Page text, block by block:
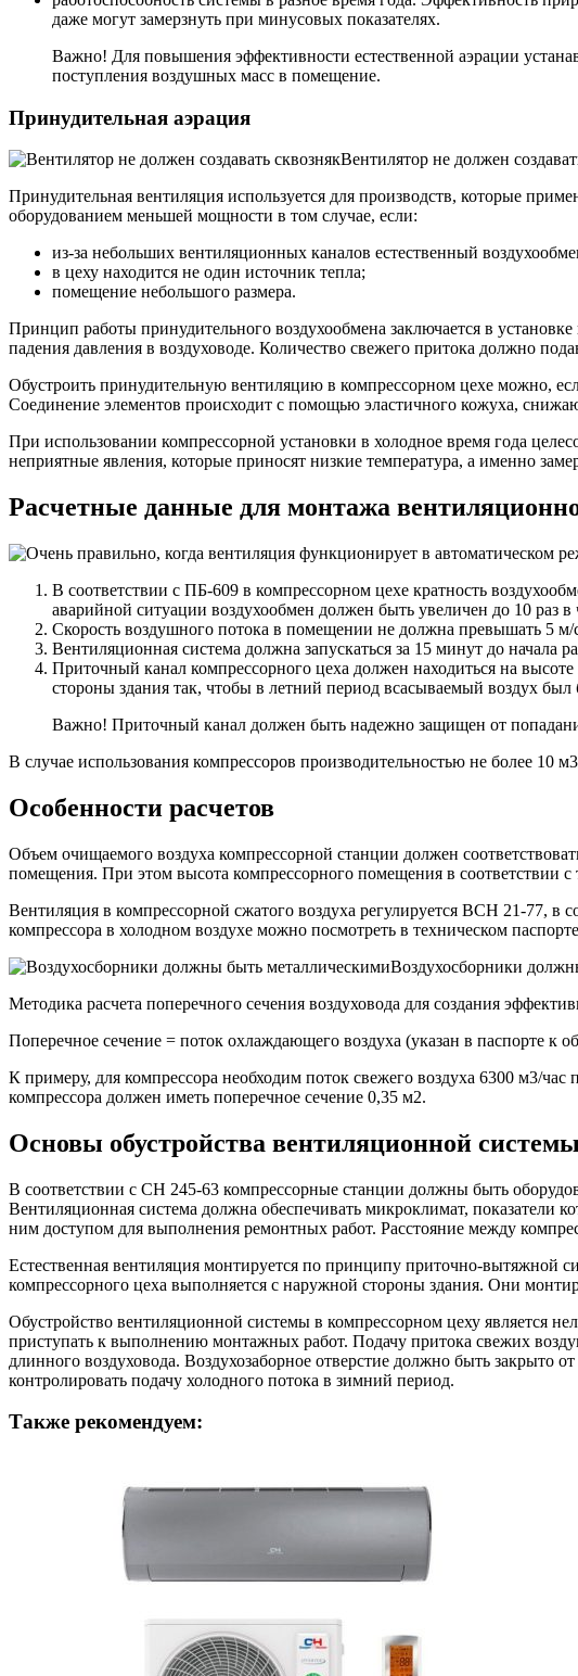
даже могут замерзнуть при минусовых показателях.
Важно! Для повышения эффективности естественной аэрации
поступления воздушных масс в помещение.
Принудительная аэрация
Вентилятор не должен
Принудительная вентиляция используется для производств, которые
оборудованием меньшей мощности в том случае, если:
из-за небольших вентиляционных каналов естественный
в цеху находится не один источник тепла;
помещение небольшого размера.
Принцип работы принудительного воздухообмена заключается в
падения давления в воздуховоде. Количество свежего притока должно
Обустроить принудительную вентиляцию в компрессорном цехе можно,
Соединение элементов происходит с помощью эластичного кожуха,
При использовании компрессорной установки в холодное время года
неприятные явления, которые приносят низкие температура, а именно
Расчетные данные для монтажа
В соответствии с ПБ-609 в компрессорном цехе кратность
аварийной ситуации воздухообмен должен быть увеличен до 10 раз в
Скорость воздушного потока в помещении не должна превышать 5
Вентиляционная система должна запускаться за 15 минут до начала
Приточный канал компрессорного цеха должен находиться на
стороны здания так, чтобы в летний период всасываемый воздух
Важно! Приточный канал должен быть надежно защищен от
В случае использования компрессоров производительностью не более 10
Особенности расчетов
Объем очищаемого воздуха компрессорной станции должен
помещения. При этом высота компрессорного помещения в соответствии
Вентиляция в компрессорной сжатого воздуха регулируется ВСН 21-77, в
компрессора в холодном воздухе можно посмотреть в техническом
Воздухосборники
Методика расчета поперечного сечения воздуховода для создания
Поперечное сечение = поток охлаждающего воздуха (указан в паспорте к
К примеру, для компрессора необходим поток свежего воздуха 6300 м3/
компрессора должен иметь поперечное сечение 0,35 м2.
Основы обустройства вентиляционной
В соответствии с СН 245-63 компрессорные станции должны быть
Вентиляционная система должна обеспечивать микроклимат,
ним доступом для выполнения ремонтных работ. Расстояние между
Естественная вентиляция монтируется по принципу приточно-вытяжной
компрессорного цеха выполняется с наружной стороны здания. Они
Обустройство вентиляционной системы в компрессорном цеху является
приступать к выполнению монтажных работ. Подачу притока свежих
длинного воздуховода. Воздухозаборное отверстие должно быть закрыто
контролировать подачу холодного потока в зимний период.
Также рекомендуем: